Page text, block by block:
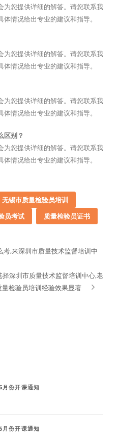
为您提供详细的解答。请您联系我
情况给出专业的建议和指导。
为您提供详细的解答。请您联系我
情况给出专业的建议和指导。
为您提供详细的解答。请您联系我
情况给出专业的建议和指导。
区别？
为您提供详细的解答。请您联系我
情况给出专业的建议和指导。
无锡市质量检验员培训
员考试 质量检验员证书
,来深圳市质量技术监督培训中
深圳市质量技术监督培训中心,老
检验员培训经验效果显著
份开课通知
份开课通知